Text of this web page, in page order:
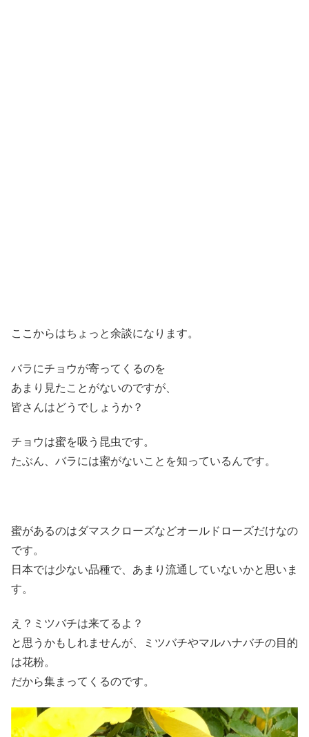
ここからはちょっと余談になります。
バラにチョウが寄ってくるのを
あまり見たことがないのですが、
皆さんはどうでしょうか？
チョウは蜜を吸う昆虫です。
たぶん、バラには蜜がないことを知っているんです。
蜜があるのはダマスクローズなどオールドローズだけなの
です。
日本では少ない品種で、あまり流通していないかと思いま
す。
え？ミツバチは来てるよ？
と思うかもしれませんが、ミツバチやマルハナバチの目的
は花粉。
だから集まってくるのです。